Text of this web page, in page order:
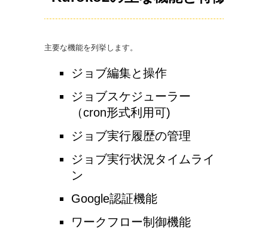
主要な機能を列挙します。
ジョブ編集と操作
ジョブスケジューラー
（cron形式利用可)
ジョブ実行履歴の管理
ジョブ実行状況タイムライ
ン
Google認証機能
ワークフロー制御機能